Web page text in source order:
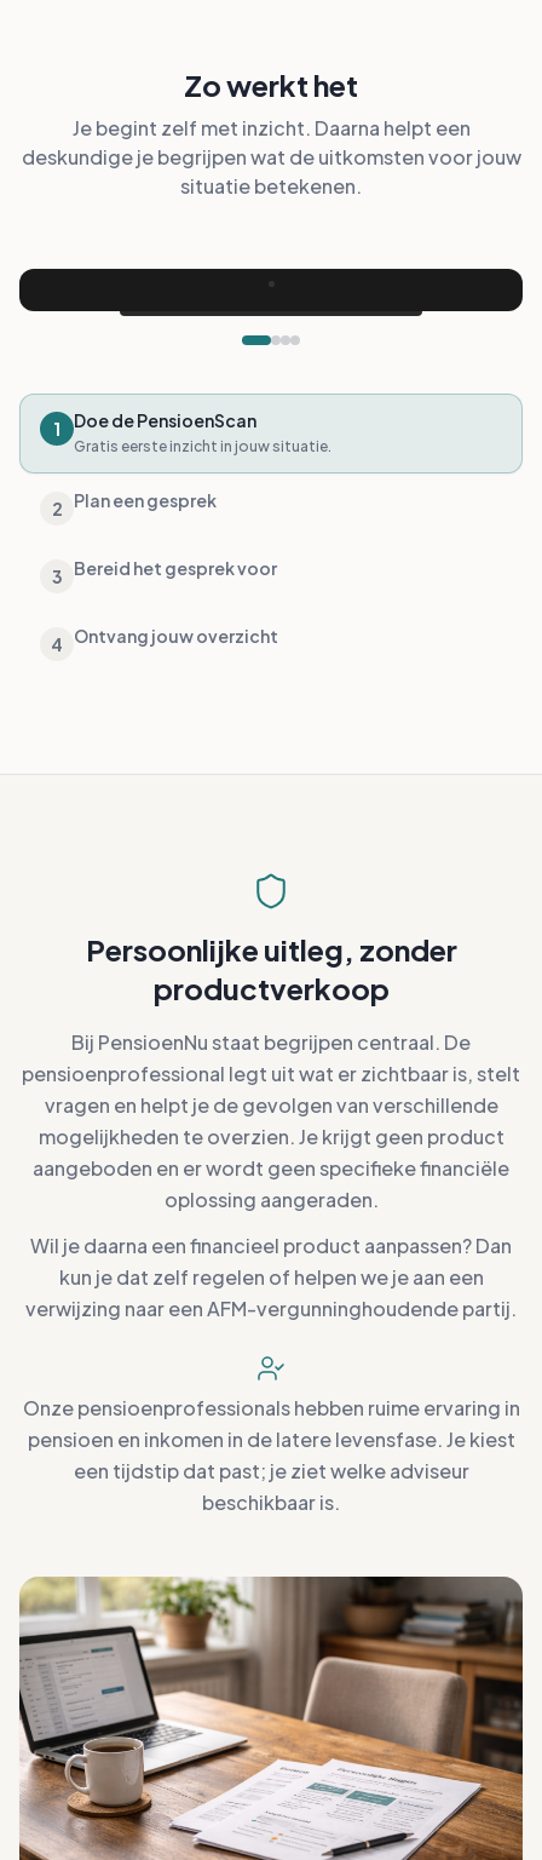
Zo werkt het
Je begint zelf met inzicht. Daarna helpt een
deskundige je begrijpen wat de uitkomsten voor jouw
situatie betekenen.
1 Doe de PensioenScan
Gratis eerste inzicht in jouw situatie.
Plan een gesprek
Kies een moment voor een persoonlijk online
3 Bereid het gesprek voor
4 Ontvang jouw overzicht
Persoonlijke uitleg, zonder
productverkoop
Bij PensioenNu staat begrijpen centraal. De
pensioenprofessional legt uit wat er zichtbaar is, stelt
vragen en helpt je de gevolgen van verschillende
mogelijkheden te overzien. Je krijgt geen product
aangeboden en er wordt geen specifieke financiële
oplossing aangeraden.
Wil je daarna een financieel product aanpassen? Dan
kun je dat zelf regelen of helpen we je aan een
verwijzing naar een AFM-vergunninghoudende partij.
Onze pensioenprofessionals hebben ruime ervaring in
pensioen en inkomen in de latere levensfase. Je kiest
een tijdstip dat past; je ziet welke adviseur
beschikbaar is.